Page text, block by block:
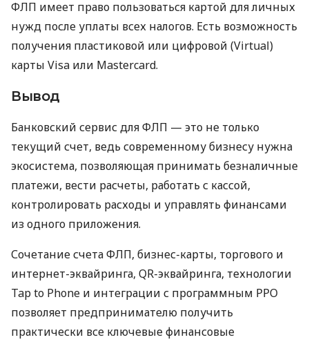
ФЛП имеет право пользоваться картой для личных
нужд после уплаты всех налогов. Есть возможность
получения пластиковой или цифровой (Virtual)
карты Visa или Mastercard.
Вывод
Банковский сервис для ФЛП — это не только
текущий счет, ведь современному бизнесу нужна
экосистема, позволяющая принимать безналичные
платежи, вести расчеты, работать с кассой,
контролировать расходы и управлять финансами
из одного приложения.
Сочетание счета ФЛП, бизнес-карты, торгового и
интернет-эквайринга, QR-эквайринга, технологии
Tap to Phone и интеграции с программным РРО
позволяет предпринимателю получить
практически все ключевые финансовые